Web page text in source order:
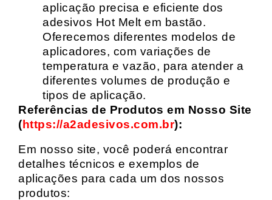
aplicação precisa e eficiente dos
adesivos Hot Melt em bastão.
Oferecemos diferentes modelos de
aplicadores, com variações de
temperatura e vazão, para atender a
diferentes volumes de produção e
tipos de aplicação.
Referências de Produtos em Nosso Site
(https://a2adesivos.com.br):
Em nosso site, você poderá encontrar
detalhes técnicos e exemplos de
aplicações para cada um dos nossos
produtos: